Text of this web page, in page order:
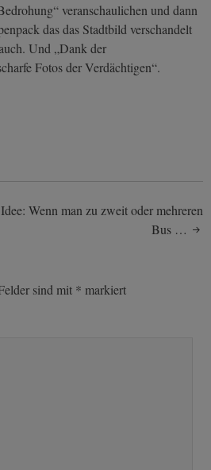
veranschaulichen und dann
das das Stadtbild verschandelt
Und „Dank der
Fotos der Verdächtigen“.
Wenn man zu zweit oder mehreren
Bus …
sind mit * markiert